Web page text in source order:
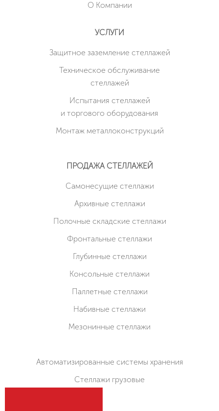
О Компании
УСЛУГИ
Защитное заземление стеллажей
Техническое обслуживание
стеллажей
Испытания стеллажей
и торгового оборудования
Монтаж металлоконструкций
ПРОДАЖА СТЕЛЛАЖЕЙ
Cамонесущие стеллажи
Архивные стеллажи
Полочные складские стеллажи
Фронтальные стеллажи
Глубинные стеллажи
Консольные стеллажи
Паллетные стеллажи
Набивные стеллажи
Мезонинные стеллажи
Автоматизированные системы хранения
Стеллажи грузовые